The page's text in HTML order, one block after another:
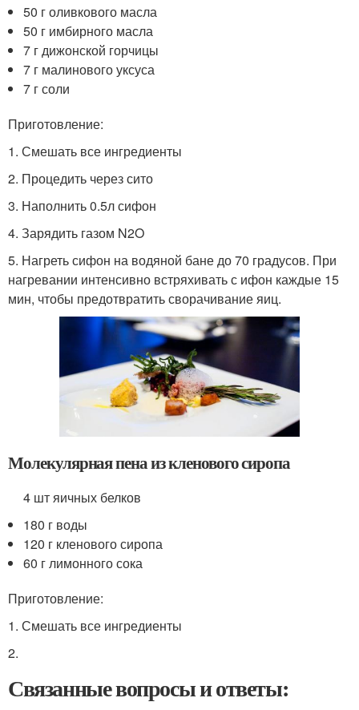
50 г оливкового масла
50 г имбирного масла
7 г дижонской горчицы
7 г малинового уксуса
7 г соли
Приготовление:
1. Смешать все ингредиенты
2. Процедить через сито
3. Наполнить 0.5л сифон
4. Зарядить газом N2O
5. Нагреть сифон на водяной бане до 70 градусов. При
нагревании интенсивно встряхивать с ифон каждые 15
мин, чтобы предотвратить сворачивание яиц.
Молекулярная пена из кленового сиропа
4 шт яичных белков
180 г воды
120 г кленового сиропа
60 г лимонного сока
Приготовление:
1. Смешать все ингредиенты
2.
Связанные вопросы и ответы: